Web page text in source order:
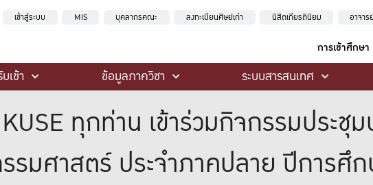
เข้าสู่ระบบ MIS บุคลากรคณะ ลงทะเบียนศิษย์เก่า นิสิตเกียรตินิยม อาจา
การเข้าศึกษา
เข้า ข้อมูลภาควิชา ระบบสารสนเทศ
ทุกท่าน เข้าร่วมกิจกรรมประชุ
รมศาสตร์ ประจำภาคปลาย ปีการศึ